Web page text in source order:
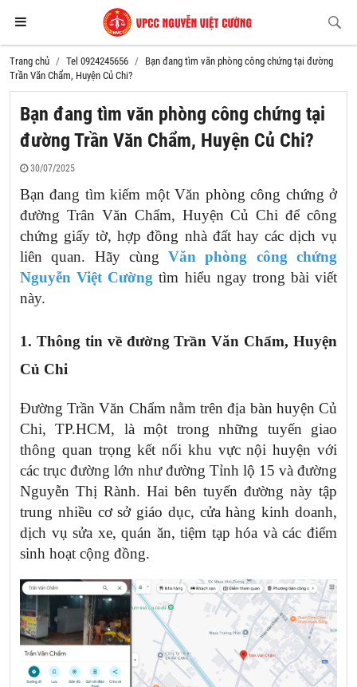
Trang chủ Tel 0924245656
Bạn đang tìm văn phòng công chứng tại đường
Trần Văn Chẩm, Huyện Củ Chi?
Bạn đang tìm văn phòng công chứng tại
đường Trần Văn Chẩm, Huyện Củ Chi?
30/07/2025
Bạn đang tìm kiếm một Văn phòng công chứng ở
đường Trân Văn Chẩm, Huyện Củ Chi để công
chứng giấy tờ, hợp đồng nhà đất hay các dịch vụ
liên quan. Hãy cùngVăn phòng công chứng
Nguyễn Việt Cường tìm hiểu ngay trong bài viết
này.
1. Thông tin về đường Trần Văn Chẩm, Huyện
Củ Chi
Đường Trần Văn Chẩm nằm trên địa bàn huyện Củ
Chi, TP.HCM, là một trong những tuyến giao
thông quan trọng kết nối khu vực nội huyện với
các trục đường lớn như đường Tỉnh lộ 15 và đường
Nguyễn Thị Rành. Hai bên tuyến đường này tập
trung nhiều cơ sở giáo dục, cửa hàng kinh doanh,
dịch vụ sửa xe, quán ăn, tiệm tạp hóa và các điểm
sinh hoạt cộng đồng.